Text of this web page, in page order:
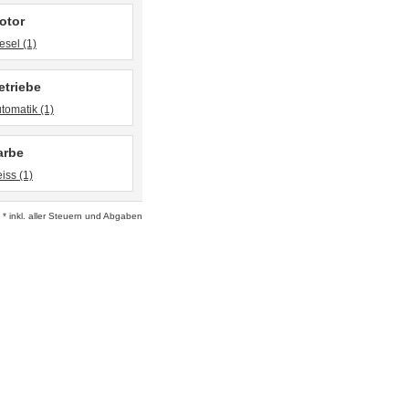
(1)
(1)
(1)
* inkl. aller Steuern und Abgaben